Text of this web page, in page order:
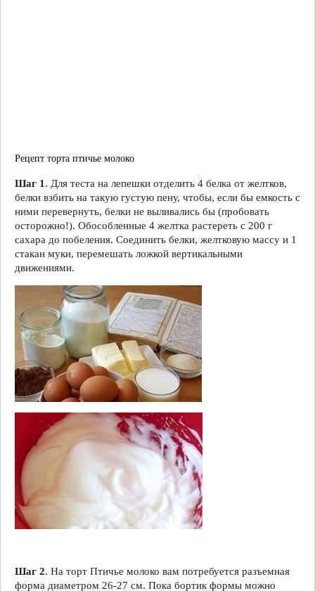
Рецепт торта птичье молоко
Шаг 1. Для теста на лепешки отделить 4 белка от желтков,
белки взбить на такую густую пену, чтобы, если бы емкость с
ними перевернуть, белки не выливались бы (пробовать
осторожно!). Обособленные 4 желтка растереть с 200 г
сахара до побеления. Соединить белки, желтковую массу и 1
стакан муки, перемешать ложкой вертикальными
движениями.
Шаг 2. На торт Птичье молоко вам потребуется разъемная
форма диаметром 26-27 см. Пока бортик формы можно